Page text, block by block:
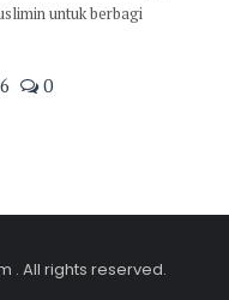
untuk berbagi
0
. All rights reserved.